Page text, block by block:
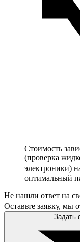
Стоимость
(проверка
электроники)
оптимальный
Не нашли ответ на
Оставьте заявку,
Задать